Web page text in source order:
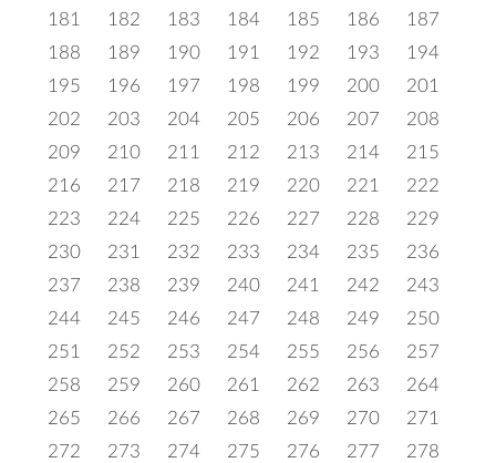
181
182 183 184 185 186
187
188
189 190 191 192 193
194
195
196 197 198 199 200
201
202
203 204 205 206 207
208
209
210 211 212 213 214
215
216
217 218 219 220 221
222
223
224 225 226 227 228
229
230
231 232 233 234 235
236
237
238 239 240 241 242
243
244
245 246 247 248 249
250
251
252 253 254 255 256
257
258
259 260 261 262 263
264
265
266 267 268 269 270
271
272
273 274 275 276 277
278